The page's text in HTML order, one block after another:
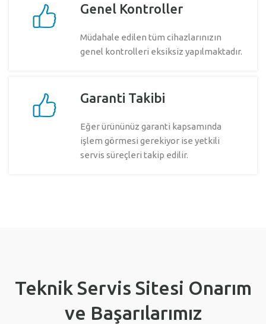
Genel Kontroller
Müdahale edilen tüm cihazlarınızın
genel kontrolleri eksiksiz yapılmaktadır.
Garanti Takibi
Eğer ürününüz garanti kapsamında
işlem görmesi gerekiyor ise yetkili
servis süreçleri takip edilir.
Teknik Servis Sitesi Onarım
ve Başarılarımız